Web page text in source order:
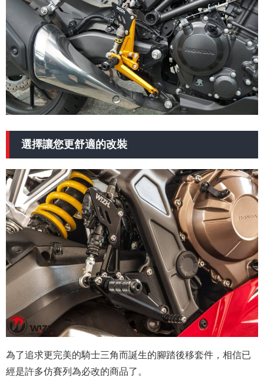
選擇讓您更舒適的改裝
為了追求更完美的騎士三角而誕生的腳踏後移套件，相信已
經是許多仿賽列為必改的商品了。